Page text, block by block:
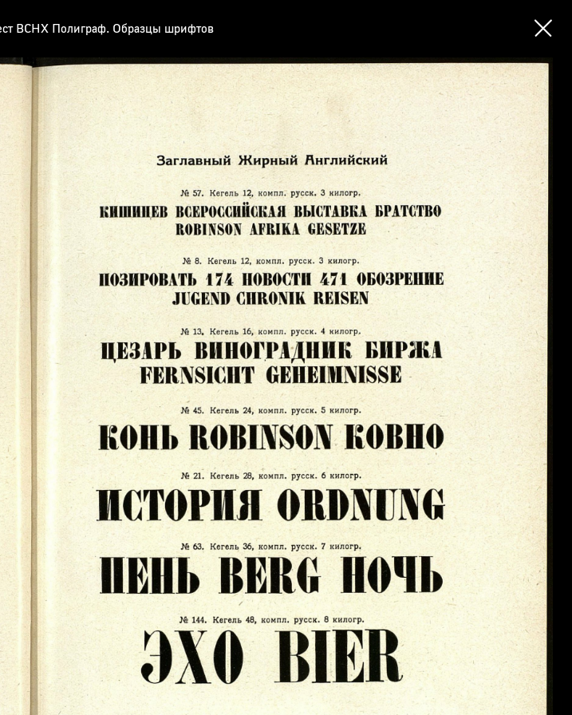
ВСНХ Полиграф. Образцы шрифтов